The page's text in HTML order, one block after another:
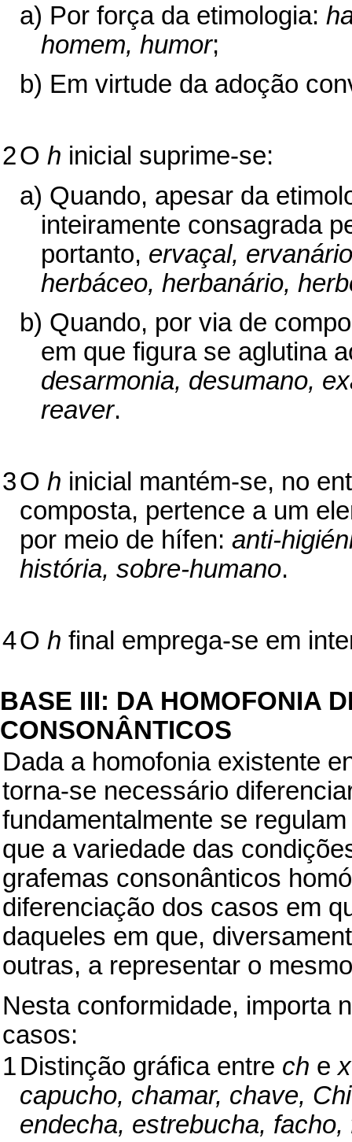
a) Por força da etimologia:
homem, humor;
b) Em virtude da adoção
2O h inicial suprime-se:
a) Quando, apesar da
inteiramente consagrada
portanto, ervaçal,
herbáceo, herbanário,
b) Quando, por via de
em que figura se aglutina
desarmonia, desumano,
reaver.
3O h inicial mantém-se, no
composta, pertence a um
por meio de hífen: anti-
história, sobre-humano.
4O h final emprega-se em
BASE III: DA HOMOFONIA
CONSONÂNTICOS
Dada a homofonia existente
torna-se necessário
fundamentalmente se
que a variedade das
grafemas consonânticos
diferenciação dos casos em
daqueles em que,
outras, a representar o
Nesta conformidade, importa
casos:
1Distinção gráfica entre ch ex
capucho, chamar, chave,
endecha, estrebucha,